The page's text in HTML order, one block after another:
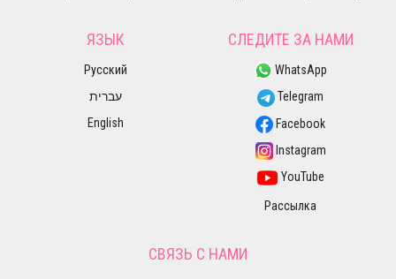
ЯЗЫК
Русский
עברית
English
СЛЕДИТЕ ЗА НАМИ
WhatsApp
Telegram
Facebook
Instagram
YouTube
Рассылка
СВЯЗЬ С НАМИ